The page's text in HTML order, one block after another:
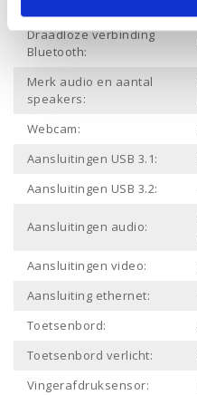
Draadloze verbinding
Bluetooth:
Merk audio en aantal
speakers:
Webcam:
Aansluitingen USB 3.1:
Aansluitingen USB 3.2:
Aansluitingen audio:
Aansluitingen video:
Aansluiting ethernet:
Toetsenbord:
Toetsenbord verlicht:
Vingerafdruksensor: